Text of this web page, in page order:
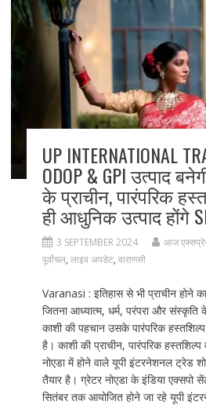
k
UP INTERNATIONAL
ODOP & GPI उत्पाद
के प्राचीन, पारंपरिक
ही आधुनिक उत्पाद होंगे
3 SEPTEMBER 2024 आज
पूर्वांचल, लाइव अपडेट, वाराणसी
Varanasi : इतिहास से भी प्राचीन होने
जितना आध्यात्म, धर्म, परंपरा और संस्कृति
काशी की पहचान उसके पारंपरिक हस्तशिल्प
है। काशी की प्राचीन, पारंपरिक
नोएडा में होने वाले यूपी इंटरनेशनल ट्रेड
तैयार है। ग्रेटर नोएडा के इंडिया एक्सपो
सितंबर तक आयोजित होने जा रहे यूपी